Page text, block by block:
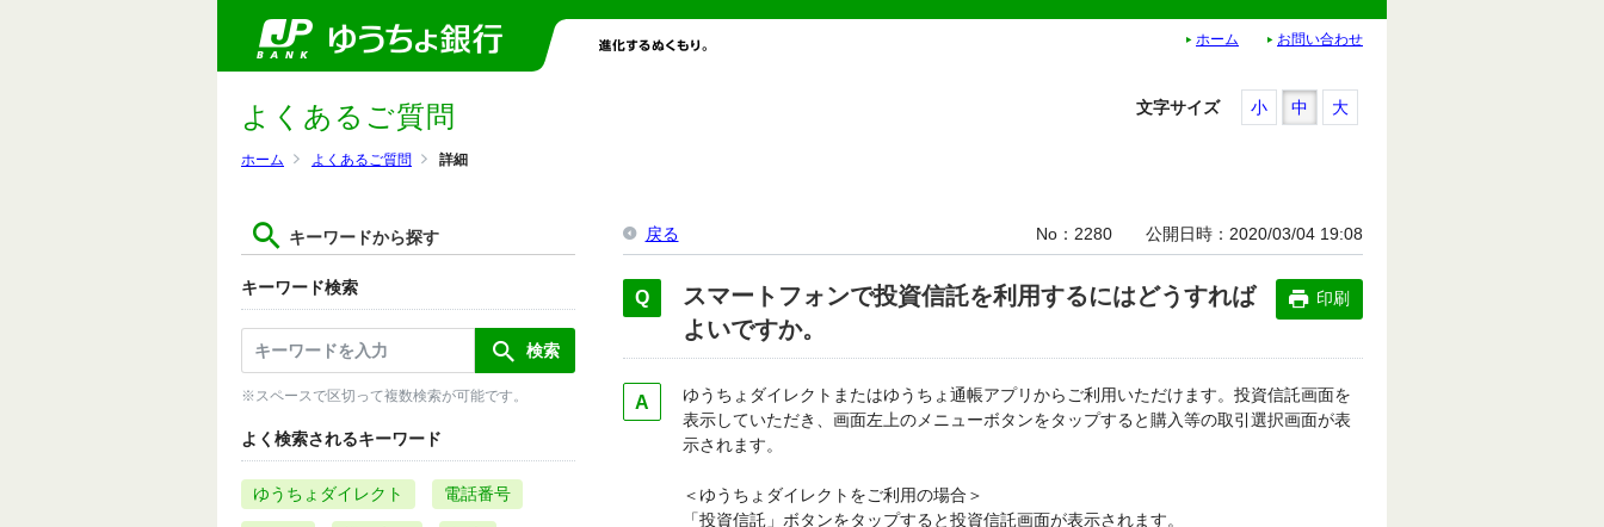
ホーム お問い合わせ
ホーム よくあるご質問 詳細
よくあるご質問
キーワードから探す
キーワード検索
※スペースで区切って複数検索が可能です。
よく検索されるキーワード
ゆうちょダイレクト 電話番号
文字サイズ 小 中 大
戻る No 2280 公開日時 2020/03/04 19:08
スマートフォンで投資信託を利用するにはどうすれば
よいですか。
印刷
ゆうちょダイレクトまたはゆうちょ通帳アプリからご利用いただけます。投資信託画面を
表示していただき、画面左上のメニューボタンをタップすると購入等の取引選択画面が表
示されます。
＜ゆうちょダイレクトをご利用の場合＞
「投資信託」ボタンをタップすると投資信託画面が表示されます。